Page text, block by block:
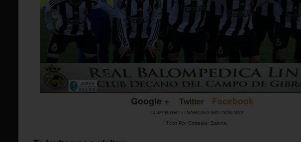
Google + Twitter Facebook
COPYRIGHT © NARCISO MALDONADO
Foto Por Cortesía: Balona